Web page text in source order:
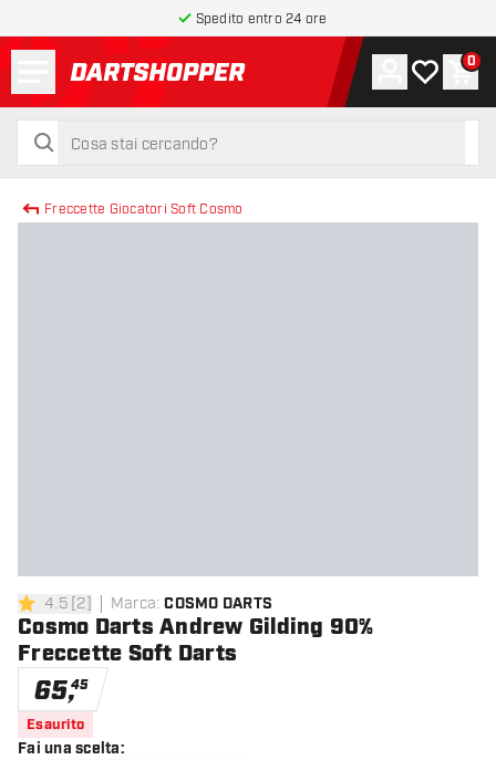
Spedito entro 24 ore
torna alla home page
cerca
cerca
Account
La mia0
Freccette Giocatori Soft Cosmo
4.5 stelle di valutazione
4.5[2] Marca: COSMO DARTS
Cosmo Darts Andrew Gilding 90%
Freccette Soft Darts
65,45
Esaurito
Fai una scelta: